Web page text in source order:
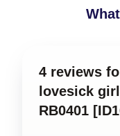
4 reviews
lovesick
RB0401